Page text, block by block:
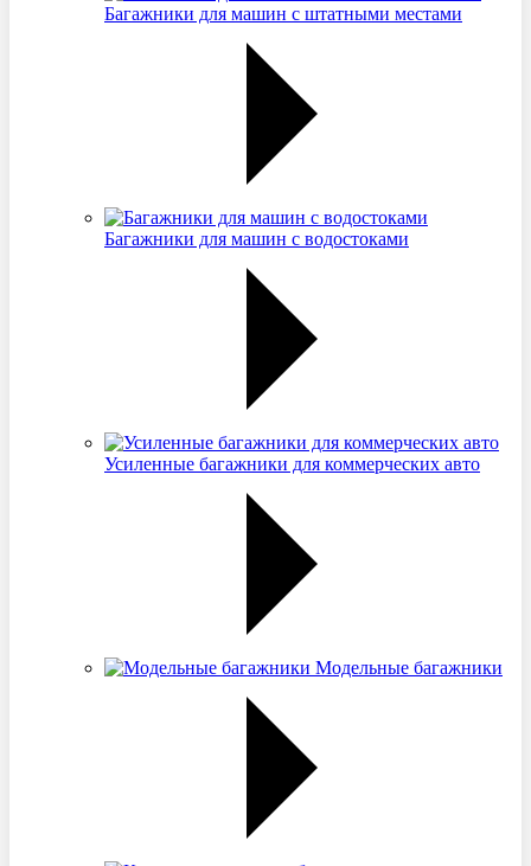
Багажники для машин с штатными местами
Багажники для машин с водостоками
Усиленные багажники для коммерческих авто
Модельные багажники